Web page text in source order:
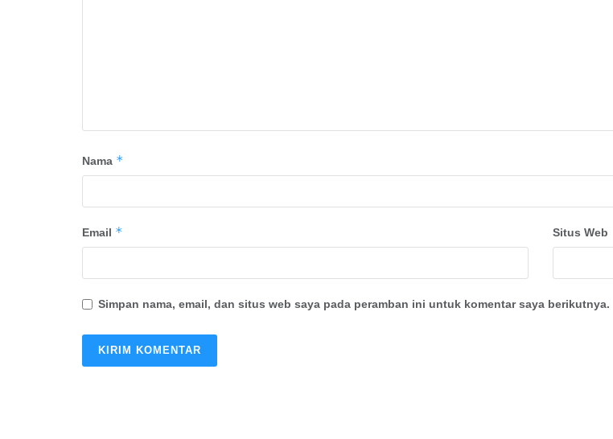
Nama *
Email * Situs Web
Simpan nama, email, dan situs web saya pada peramban ini untuk komentar saya berikutnya.